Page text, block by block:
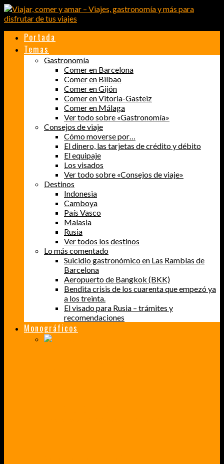
Portada
Temas
Gastronomía
Comer en Barcelona
Comer en Bilbao
Comer en Gijón
Comer en Vitoria-Gasteiz
Comer en Málaga
Ver todo sobre «Gastronomía»
Consejos de viaje
Cómo moverse por…
El dinero, las tarjetas de crédito y débito
El equipaje
Los visados
Ver todo sobre «Consejos de viaje»
Destinos
Indonesia
Camboya
País Vasco
Malasia
Rusia
Ver todos los destinos
Lo más comentado
Suicidio gastronómico en Las Ramblas de
Barcelona
Aeropuerto de Bangkok (BKK)
Bendita crisis de los cuarenta que empezó ya
a los treinta.
El visado para Rusia – trámites y
recomendaciones
Monográficos